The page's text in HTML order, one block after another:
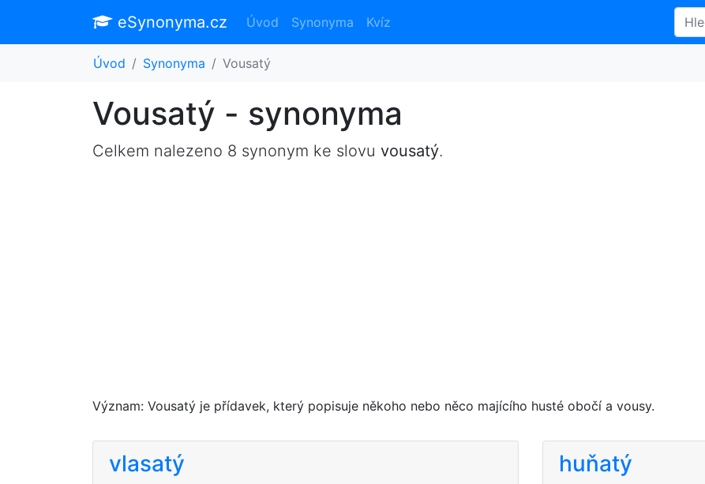
eSynonyma.cz Úvod Synonyma Kvíz
Úvod Synonyma Vousatý
Vousatý - synonyma
Celkem nalezeno 8 synonym ke slovu vousatý.
Význam: Vousatý je přídavek, který popisuje někoho nebo něco majícího husté obočí a vousy.
vlasatý huňatý